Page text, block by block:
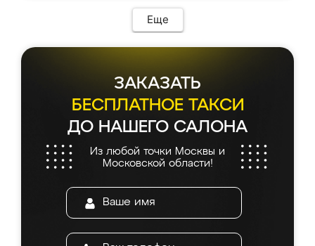
мебель сразу встала на свое место без
каких-либо доработок. Качеством осталась
довольна, все выглядит так, как и ожидала.
Еще
ЗАКАЗАТЬ
БЕСПЛАТНОЕ ТАКСИ
ДО НАШЕГО САЛОНА
Из любой точки Москвы и
Московской области!